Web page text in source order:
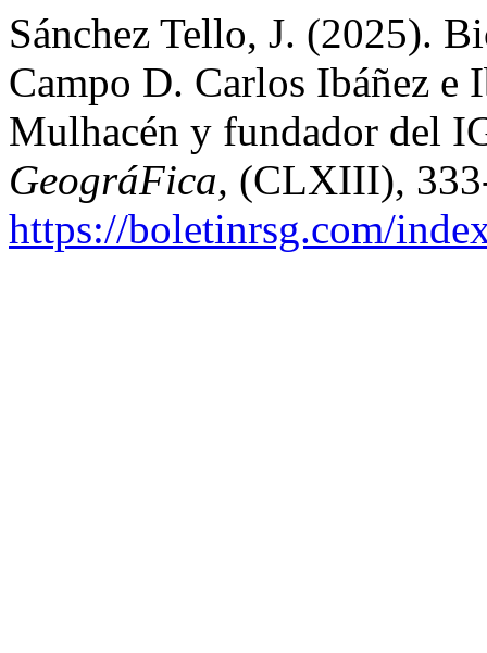
Sánchez Tello, J. (2025).
Campo D. Carlos Ibáñez e
Mulhacén y fundador del
GeográFica, (CLXIII),
https://boletinrsg.com/